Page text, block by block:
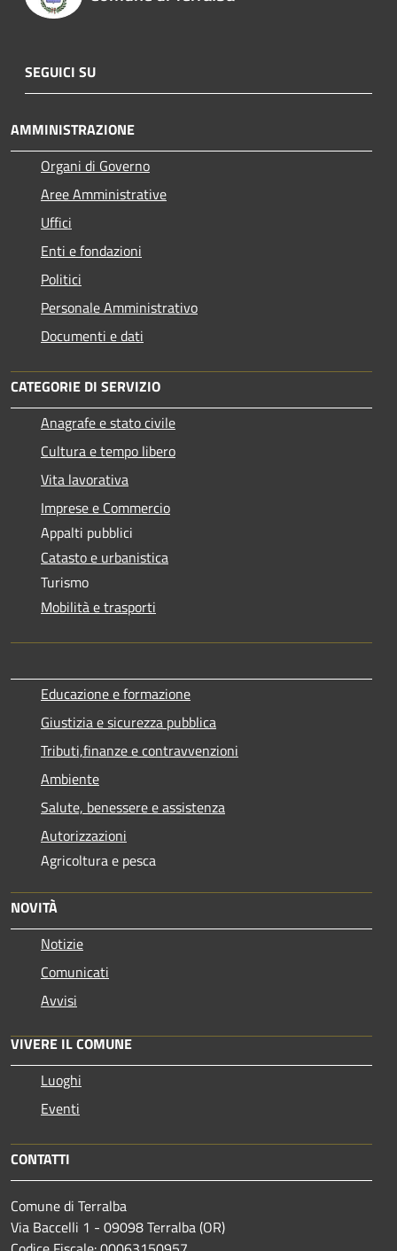
SEGUICI SU
AMMINISTRAZIONE
Organi di Governo
Aree Amministrative
Uffici
Enti e fondazioni
Politici
Personale Amministrativo
Documenti e dati
CATEGORIE DI SERVIZIO
Anagrafe e stato civile
Cultura e tempo libero
Vita lavorativa
Imprese e Commercio
Appalti pubblici
Catasto e urbanistica
Turismo
Mobilità e trasporti
Educazione e formazione
Giustizia e sicurezza pubblica
Tributi,finanze e contravvenzioni
Ambiente
Salute, benessere e assistenza
Autorizzazioni
Agricoltura e pesca
NOVITÀ
Notizie
Comunicati
Avvisi
VIVERE IL COMUNE
Luoghi
Eventi
CONTATTI
Comune di Terralba
Via Baccelli 1 - 09098 Terralba (OR)